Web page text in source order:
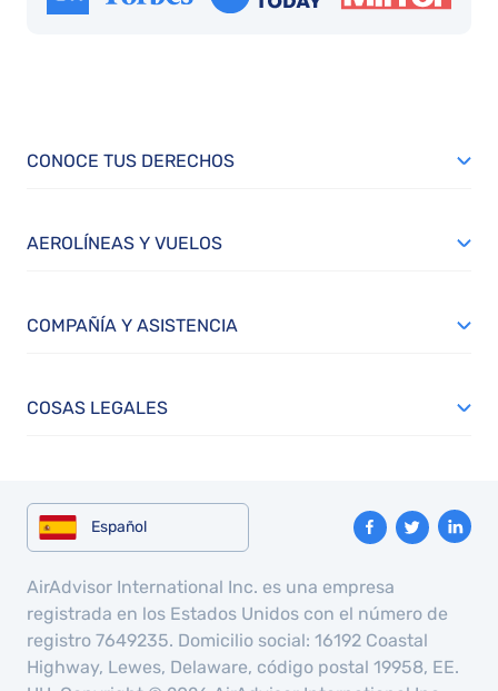
CONOCE TUS DERECHOS
AEROLÍNEAS Y VUELOS
COMPAÑÍA Y ASISTENCIA
COSAS LEGALES
Español
AirAdvisor International Inc. es una empresa
registrada en los Estados Unidos con el número de
registro 7649235. Domicilio social: 16192 Coastal
Highway, Lewes, Delaware, código postal 19958, EE.